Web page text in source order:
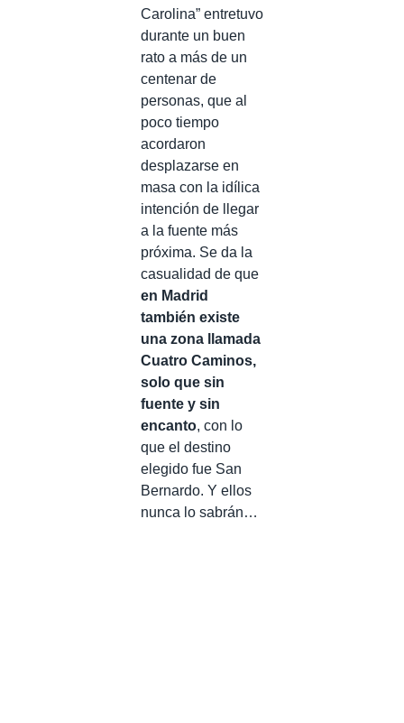
Carolina” entretuvo
durante un buen
rato a más de un
centenar de
personas, que al
poco tiempo
acordaron
desplazarse en
masa con la idílica
intención de llegar
a la fuente más
próxima. Se da la
casualidad de que
en Madrid
también existe
una zona llamada
Cuatro Caminos,
solo que sin
fuente y sin
encanto, con lo
que el destino
elegido fue San
Bernardo. Y ellos
nunca lo sabrán…